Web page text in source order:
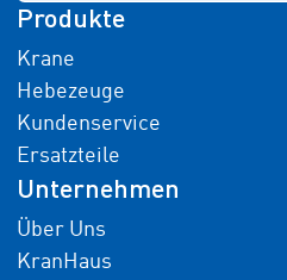
Produkte
Krane
Hebezeuge
Kundenservice
Ersatzteile
Unternehmen
Über Uns
KranHaus